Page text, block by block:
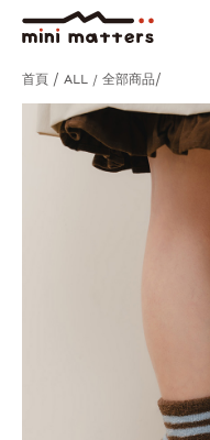
首頁 ALL / 全部商品